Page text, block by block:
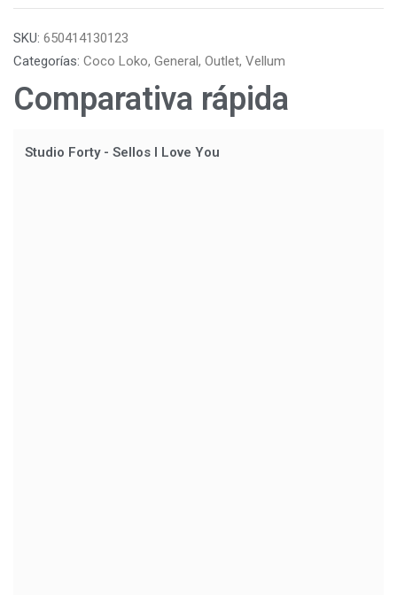
SKU: 650414130123
Categorías: Coco Loko, General, Outlet, Vellum
Comparativa rápida
Studio Forty - Sellos I Love You